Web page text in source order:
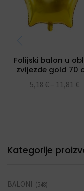
Folijski balon u
zvijezde gold 70
5,18 € – 11,81 €
Kategorije
BALONI (548)